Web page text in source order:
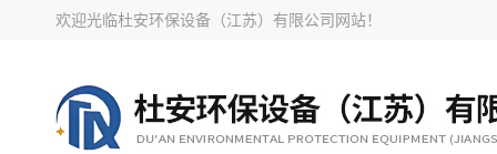
欢迎光临杜安环保设备（江苏）有限公司网站！